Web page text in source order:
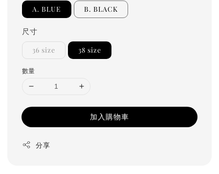
A. BLUE B. BLACK
尺寸
36 size 38 size
數量
加入購物車
分享